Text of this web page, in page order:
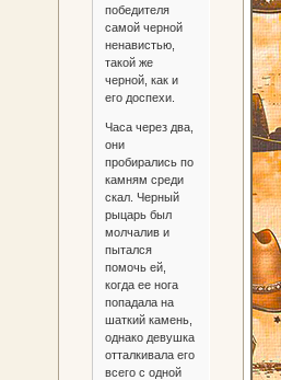
победителя
самой черной
ненавистью,
такой же
черной, как и
его доспехи.
Часа через два,
они
пробирались по
камням среди
скал. Черный
рыцарь был
молчалив и
пытался
помочь ей,
когда ее нога
попадала на
шаткий камень,
однако девушка
отталкивала его
всего с одной